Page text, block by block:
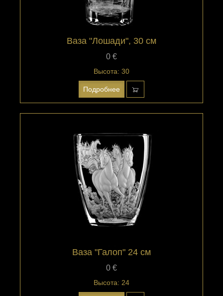
Ваза "Лошади", 30 см
0 €
Высота: 30
Подробнее
Ваза "Галоп" 24 см
0 €
Высота: 24